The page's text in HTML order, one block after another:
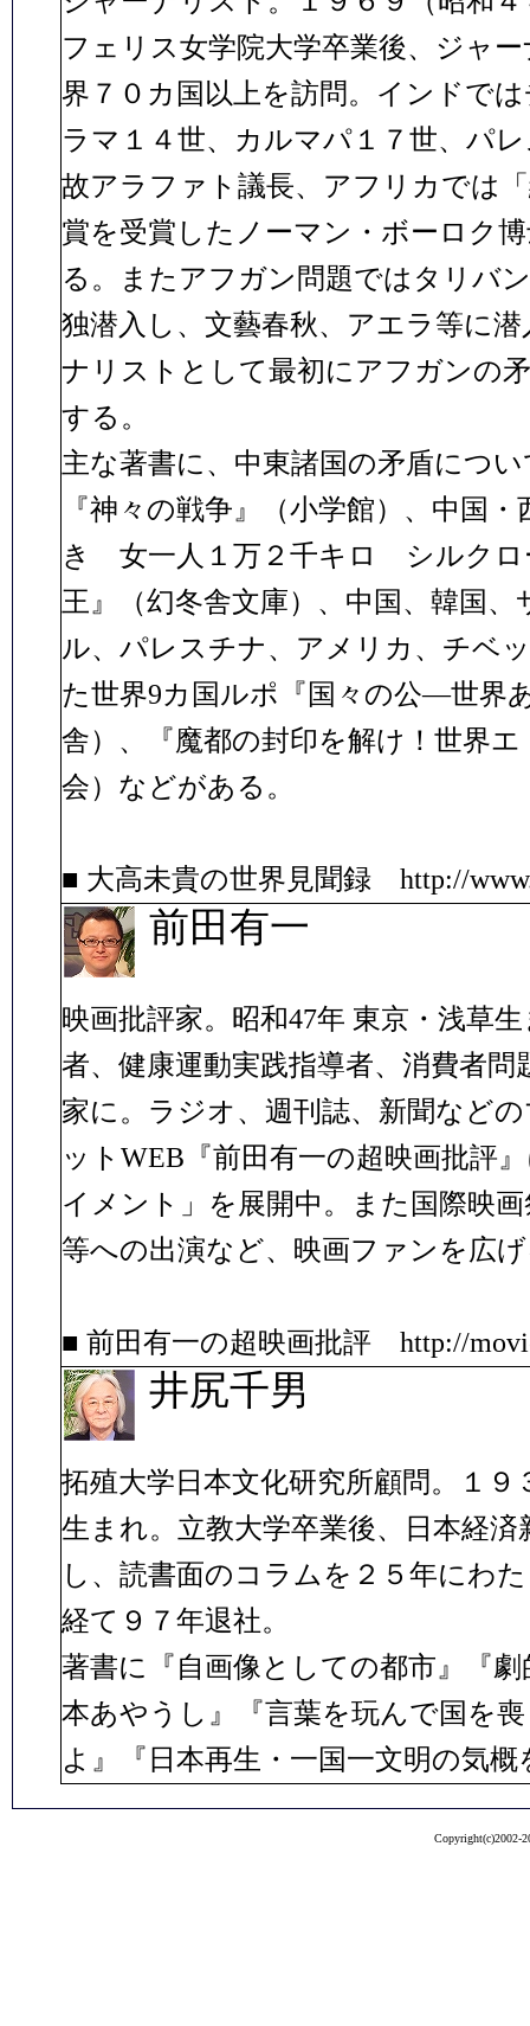
フェリス女学院大学卒業後、ジャ
界７０カ国以上を訪問。インドで
ラマ１４世、カルマパ１７世、パ
故アラファト議長、アフリカでは
賞を受賞したノーマン・ボーロク
る。またアフガン問題ではタリバ
独潜入し、文藝春秋、アエラ等に
ナリストとして最初にアフガンの
する。
主な著書に、中東諸国の矛盾につ
『神々の戦争』（小学館）、中国
き 女一人１万２千キロ シルクロ
王』（幻冬舎文庫）、中国、韓国
ル、パレスチナ、アメリカ、チベ
た世界9カ国ルポ『国々の公―世界
舎）、『魔都の封印を解け！世界
会）などがある。
■ 大高未貴の世界見聞録 http://
前田有一
映画批評家。昭和47年 東京・浅草
者、健康運動実践指導者、消費者
家に。ラジオ、週刊誌、新聞など
ットWEB『前田有一の超映画批評
イメント」を展開中。また国際映
等への出演など、映画ファンを広
■ 前田有一の超映画批評 http://
井尻千男
拓殖大学日本文化研究所顧問。１９
生まれ。立教大学卒業後、日本経
し、読書面のコラムを２５年にわ
経て９７年退社。
著書に『自画像としての都市』『
本あやうし』『言葉を玩んで国を
よ』『日本再生・一国一文明の気
Copyright(c)2002-